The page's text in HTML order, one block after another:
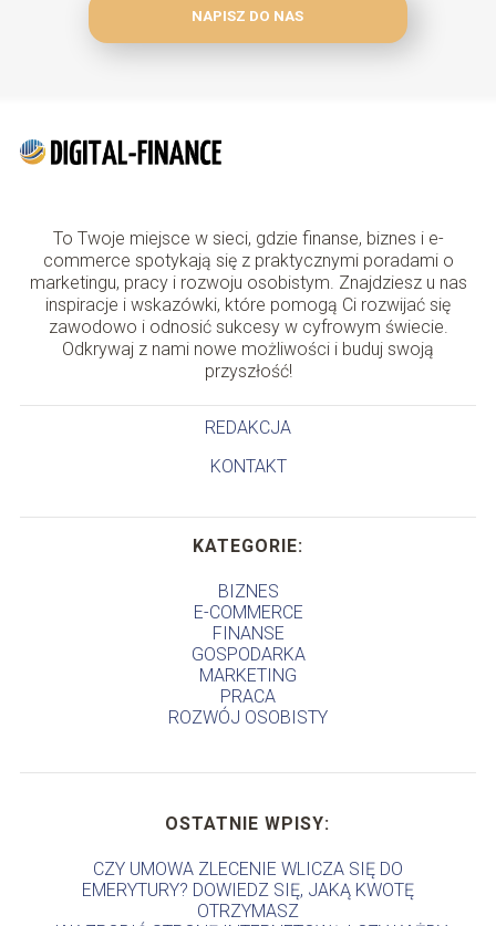
NAPISZ DO NAS
To Twoje miejsce w sieci, gdzie finanse, biznes i e-
commerce spotykają się z praktycznymi poradami o
marketingu, pracy i rozwoju osobistym. Znajdziesz u nas
inspiracje i wskazówki, które pomogą Ci rozwijać się
zawodowo i odnosić sukcesy w cyfrowym świecie.
Odkrywaj z nami nowe możliwości i buduj swoją
przyszłość!
REDAKCJA
KONTAKT
KATEGORIE:
BIZNES
E-COMMERCE
FINANSE
GOSPODARKA
MARKETING
PRACA
ROZWÓJ OSOBISTY
OSTATNIE WPISY:
CZY UMOWA ZLECENIE WLICZA SIĘ DO
EMERYTURY? DOWIEDZ SIĘ, JAKĄ KWOTĘ
OTRZYMASZ